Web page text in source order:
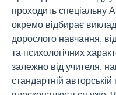
проходить
окремо відбирає
дорослого навчання,
та психологічних
залежно від учителя,
стандартній